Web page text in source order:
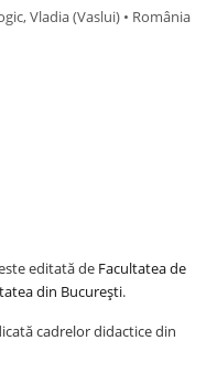
Vladia (Vaslui) • România
editată de Facultatea de
din București.
cadrelor didactice din